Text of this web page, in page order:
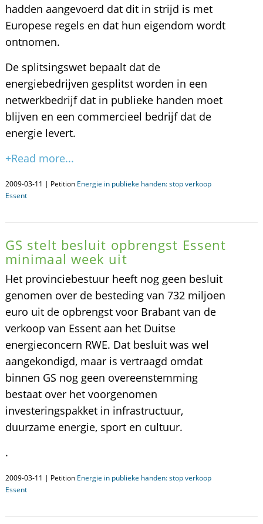
hadden aangevoerd dat dit in strijd is met
Europese regels en dat hun eigendom wordt
ontnomen.
De splitsingswet bepaalt dat de
energiebedrijven gesplitst worden in een
netwerkbedrijf dat in publieke handen moet
blijven en een commercieel bedrijf dat de
energie levert.
+Read more...
2009-03-11 | Petition Energie in publieke handen: stop verkoop
Essent
GS stelt besluit opbrengst Essent
minimaal week uit
Het provinciebestuur heeft nog geen besluit
genomen over de besteding van 732 miljoen
euro uit de opbrengst voor Brabant van de
verkoop van Essent aan het Duitse
energieconcern RWE. Dat besluit was wel
aangekondigd, maar is vertraagd omdat
binnen GS nog geen overeenstemming
bestaat over het voorgenomen
investeringspakket in infrastructuur,
duurzame energie, sport en cultuur.
.
2009-03-11 | Petition Energie in publieke handen: stop verkoop
Essent